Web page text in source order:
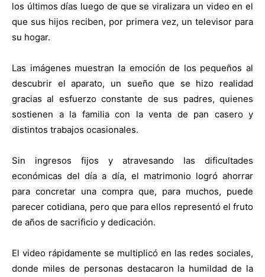
los últimos días luego de que se viralizara un video en el
que sus hijos reciben, por primera vez, un televisor para
su hogar.
Las imágenes muestran la emoción de los pequeños al
descubrir el aparato, un sueño que se hizo realidad
gracias al esfuerzo constante de sus padres, quienes
sostienen a la familia con la venta de pan casero y
distintos trabajos ocasionales.
Sin ingresos fijos y atravesando las dificultades
económicas del día a día, el matrimonio logró ahorrar
para concretar una compra que, para muchos, puede
parecer cotidiana, pero que para ellos representó el fruto
de años de sacrificio y dedicación.
El video rápidamente se multiplicó en las redes sociales,
donde miles de personas destacaron la humildad de la